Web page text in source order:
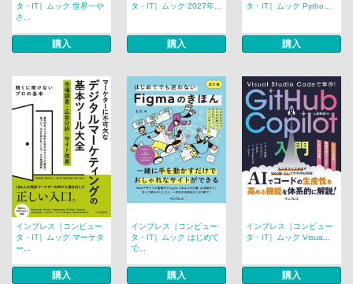
タ・IT］ムック 世界一や
さ...
購入
タ・IT］ムック 2027年...
購入
タ・IT］ムック Pytho...
購入
インプレス［コンピュー
タ・IT］ムック マーケタ
ー...
購入
インプレス［コンピュー
タ・IT］ムック はじめて
で...
購入
インプレス［コンピュー
タ・IT］ムック Visua...
購入